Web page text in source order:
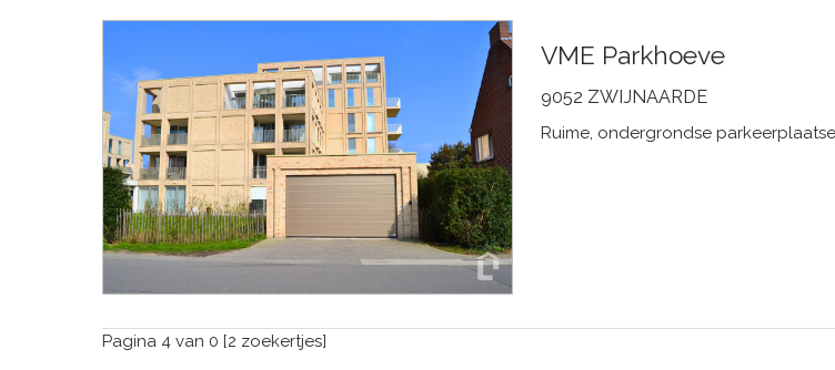
VME Parkhoeve
9052 ZWIJNAARDE
Ruime, ondergrondse
Pagina 4 van 0 [2 zoekertjes]